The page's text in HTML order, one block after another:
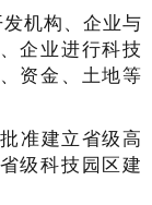
机构、企业与
企业进行科技
资金、土地等
准建立省级高
级科技园区建